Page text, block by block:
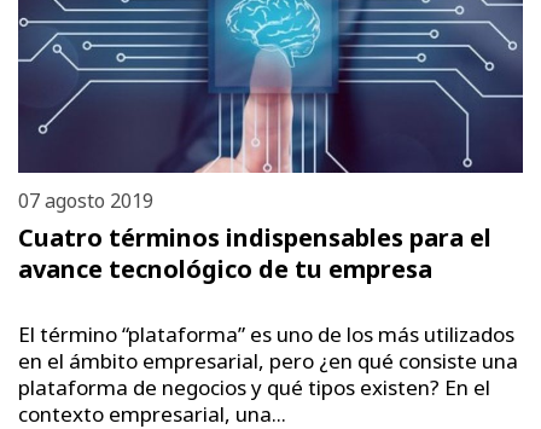
07 agosto 2019
Cuatro términos indispensables para el
avance tecnológico de tu empresa
El término “plataforma” es uno de los más utilizados
en el ámbito empresarial, pero ¿en qué consiste una
plataforma de negocios y qué tipos existen? En el
contexto empresarial, una...